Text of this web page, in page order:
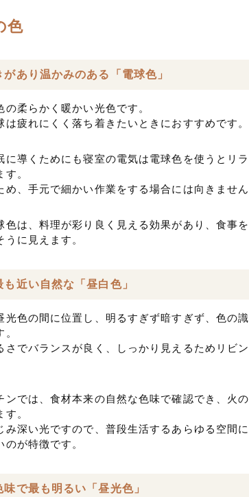
色
があり温かみのある「電球色」
の柔らかく暖かい光色です。
は疲れにくく落ち着きたいときにおすすめです。
に導くためにも寝室の電気は電球色を使うとリ
す。
め、手元で細かい作業をする場合には向きません
色は、料理が彩り良く見える効果があり、食事
うに見えます。
も近い自然な「昼白色」
光色の間に位置し、明るすぎず暗すぎず、色の
さでバランスが良く、しっかり見えるためリビ
ンでは、食材本来の自然な色味で確認でき、火
。
み深い光ですので、普段生活するあらゆる空間
のが特徴です。
味で最も明るい「昼光色」